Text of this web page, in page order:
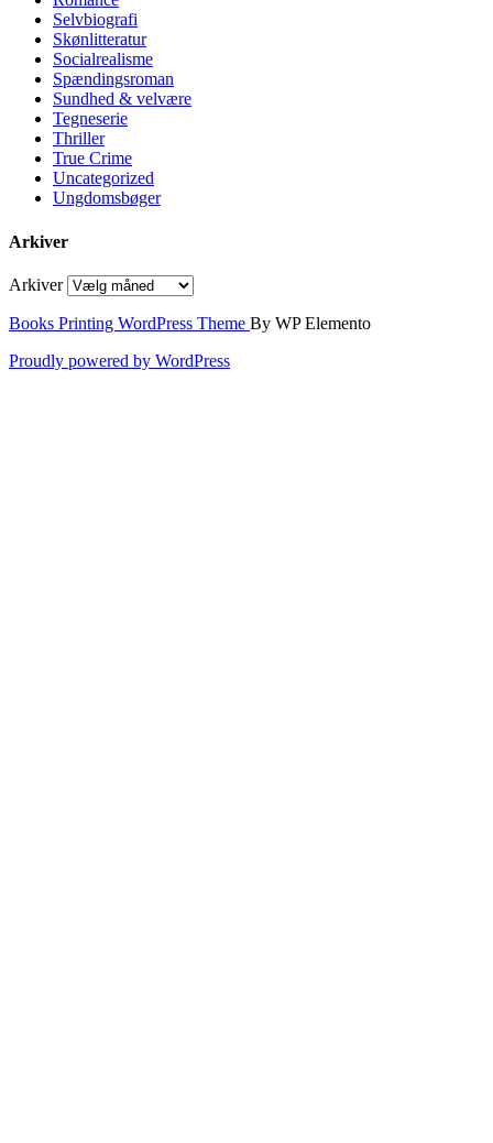
Selvbiografi
Skønlitteratur
Socialrealisme
Spændingsroman
Sundhed & velvære
Tegneserie
Thriller
True Crime
Uncategorized
Ungdomsbøger
Arkiver
Arkiver
Books Printing WordPress Theme By WP Elemento
Proudly powered by WordPress